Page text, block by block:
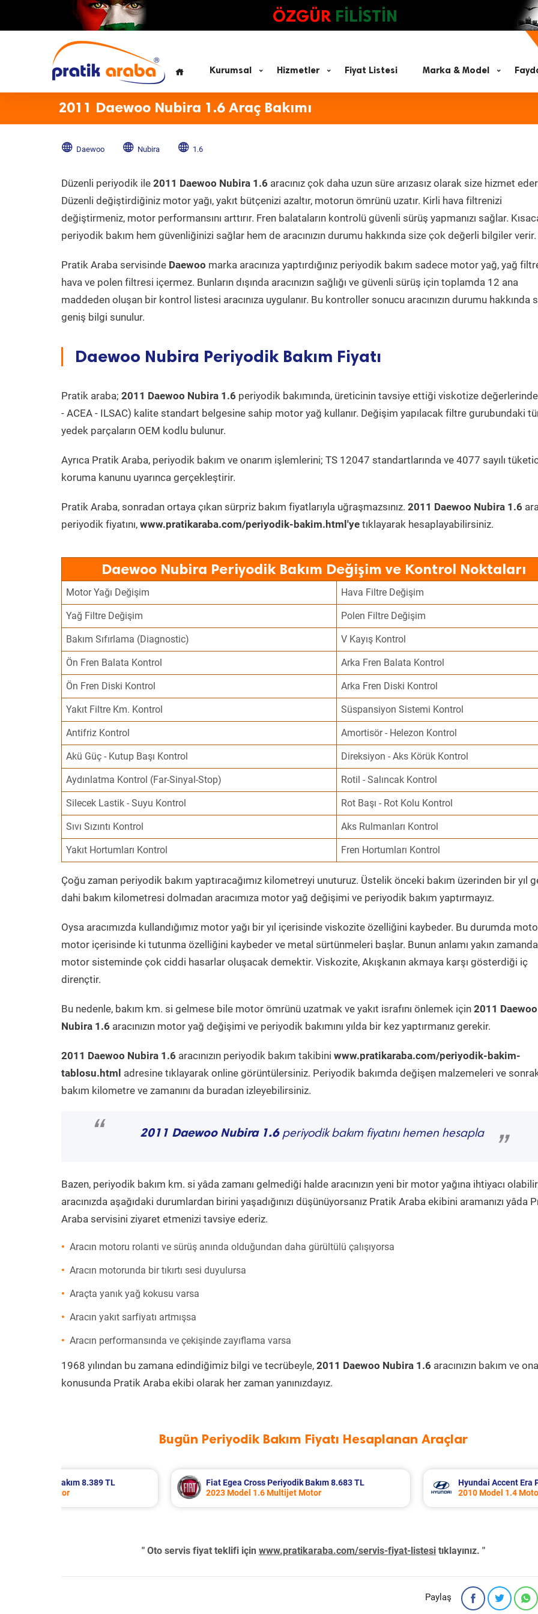
ÖZGÜR FİLİSTİN
Kurumsal Hizmetler Fiyat Listesi Marka & Model
2011 Daewoo Nubira 1.6 Araç Bakımı
Daewoo Nubira 1.6
Düzenli periyodik ile 2011 Daewoo Nubira 1.6 aracınız çok daha uzun süre arızasız olarak size hizmet
Düzenli değiştirdiğiniz motor yağı, yakıt bütçenizi azaltır, motorun ömrünü uzatır. Kirli hava filtrenizi
değiştirmeniz, motor performansını arttırır. Fren balataların kontrolü güvenli sürüş yapmanızı sağlar.
periyodik bakım hem güvenliğinizi sağlar hem de aracınızın durumu hakkında size çok değerli bilgiler verir.
Pratik Araba servisinde Daewoo marka aracınıza yaptırdığınız periyodik bakım sadece motor yağ, yağ
hava ve polen filtresi içermez. Bunların dışında aracınızın sağlığı ve güvenli sürüş için toplamda 12 ana
maddeden oluşan bir kontrol listesi aracınıza uygulanır. Bu kontroller sonucu aracınızın durumu hakkında
geniş bilgi sunulur.
Daewoo Nubira Periyodik Bakım Fiyatı
Pratik araba; 2011 Daewoo Nubira 1.6 periyodik bakımında, üreticinin tavsiye ettiği viskotize
- ACEA - ILSAC) kalite standart belgesine sahip motor yağ kullanır. Değişim yapılacak filtre gurubundaki
yedek parçaların OEM kodlu bulunur.
Ayrıca Pratik Araba, periyodik bakım ve onarım işlemlerini; TS 12047 standartlarında ve 4077 sayılı
koruma kanunu uyarınca gerçekleştirir.
Pratik Araba, sonradan ortaya çıkan sürpriz bakım fiyatlarıyla uğraşmazsınız. 2011 Daewoo Nubira 1.6
periyodik fiyatını, www.pratikaraba.com/periyodik-bakim.html'ye tıklayarak hesaplayabilirsiniz.
Daewoo Nubira Periyodik Bakım Değişim ve Kontrol Noktaları
Motor Yağı Değişim Hava Filtre Değişim
Yağ Filtre Değişim Polen Filtre Değişim
Bakım Sıfırlama (Diagnostic) V Kayış Kontrol
Ön Fren Balata Kontrol Arka Fren Balata Kontrol
Ön Fren Diski Kontrol Arka Fren Diski Kontrol
Yakıt Filtre Km. Kontrol Süspansiyon Sistemi Kontrol
Antifriz Kontrol Amortisör - Helezon Kontrol
Akü Güç - Kutup Başı Kontrol Direksiyon - Aks Körük Kontrol
Aydınlatma Kontrol (Far-Sinyal-Stop) Rotil - Salıncak Kontrol
Silecek Lastik - Suyu Kontrol Rot Başı - Rot Kolu Kontrol
Sıvı Sızıntı Kontrol Aks Rulmanları Kontrol
Yakıt Hortumları Kontrol Fren Hortumları Kontrol
Çoğu zaman periyodik bakım yaptıracağımız kilometreyi unuturuz. Üstelik önceki bakım üzerinden bir yıl
dahi bakım kilometresi dolmadan aracımıza motor yağ değişimi ve periyodik bakım yaptırmayız.
Oysa aracımızda kullandığımız motor yağı bir yıl içerisinde viskozite özelliğini kaybeder. Bu durumda
motor içerisinde ki tutunma özelliğini kaybeder ve metal sürtünmeleri başlar. Bunun anlamı yakın zamanda
motor sisteminde çok ciddi hasarlar oluşacak demektir. Viskozite, Akışkanın akmaya karşı gösterdiği iç
dirençtir.
Bu nedenle, bakım km. si gelmese bile motor ömrünü uzatmak ve yakıt israfını önlemek için 2011 Daewoo
Nubira 1.6 aracınızın motor yağ değişimi ve periyodik bakımını yılda bir kez yaptırmanız gerekir.
2011 Daewoo Nubira 1.6 aracınızın periyodik bakım takibini www.pratikaraba.com/periyodik-bakim-
tablosu.html adresine tıklayarak online görüntülersiniz. Periyodik bakımda değişen malzemeleri ve
bakım kilometre ve zamanını da buradan izleyebilirsiniz.
“ 2011 Daewoo Nubira 1.6periyodik bakım fiyatını hemen hesapla
”
Bazen, periyodik bakım km. si yâda zamanı gelmediği halde aracınızın yeni bir motor yağına ihtiyacı
aracınızda aşağıdaki durumlardan birini yaşadığınızı düşünüyorsanız Pratik Araba ekibini aramanızı yâda
Araba servisini ziyaret etmenizi tavsiye ederiz.
Aracın motoru rolanti ve sürüş anında olduğundan daha gürültülü çalışıyorsa
Aracın motorunda bir tıkırtı sesi duyulursa
Araçta yanık yağ kokusu varsa
Aracın yakıt sarfiyatı artmışsa
Aracın performansında ve çekişinde zayıflama varsa
1968 yılından bu zamana edindiğimiz bilgi ve tecrübeyle, 2011 Daewoo Nubira 1.6 aracınızın bakım ve
konusunda Pratik Araba ekibi olarak her zaman yanınızdayız.
Bugün Periyodik Bakım Fiyatı Hesaplanan Araçlar
Bakım 8.683 TL
Hyundai Accent Era Periyodik Bakım 5.310 TL
2010 Model 1.4 Motor
Nissan Micra Periyodik Bakım
2019 Model 1.2 Motor
" Oto servis fiyat teklifi için www.pratikaraba.com/servis-fiyat-listesi tıklayınız. "
Paylaş